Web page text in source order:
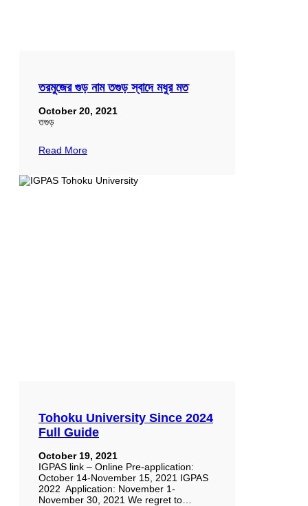
তরমুজের গুড় নাম তগুড় স্বাদে মধুর মত
October 20, 2021
তগুড়
Read More
Tohoku University Since 2024
Full Guide
October 19, 2021
IGPAS link – Online Pre-application:
October 14-November 15, 2021 IGPAS
2022 Application: November 1-
November 30, 2021 We regret to…